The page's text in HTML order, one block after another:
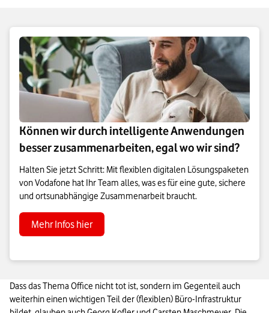
Können wir durch intelligente Anwendungen
besser zusammenarbeiten, egal wo wir sind?
Halten Sie jetzt Schritt: Mit flexiblen digitalen Lösungspaketen
von Vodafone hat Ihr Team alles, was es für eine gute, sichere
und ortsunabhängige Zusammenarbeit braucht.
Mehr Infos hier
Dass das Thema Office nicht tot ist, sondern im Gegenteil auch
weiterhin einen wichtigen Teil der (flexiblen) Büro-Infrastruktur